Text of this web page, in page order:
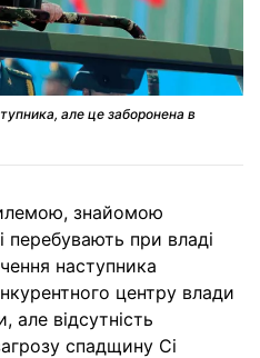
але це заборонена в
знайомою
перебувають при владі
наступника
центру влади
але відсутність
спадщину Сі